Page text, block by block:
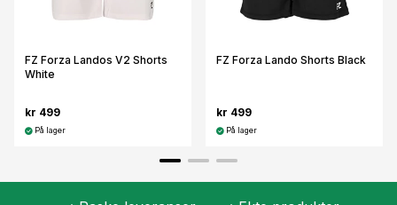
FZ Forza Landos V2 Shorts
White
kr 499
På lager
FZ Forza Lando Shorts Black
kr 499
På lager